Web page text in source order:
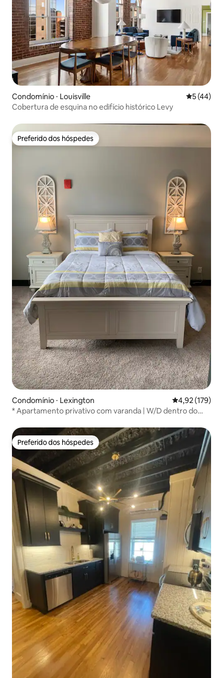
Condomínio ⋅ Louisville 5 de uma
5 (44)
Cobertura de esquina no edifício histórico Levy
Preferido dos hóspedes
Preferido dos hóspedes
Condomínio ⋅ Lexington 4,92 de uma
4,92 (179)
* Apartamento privativo com varanda | W/D dentro do
Preferido dos hóspedes
Preferido dos hóspedes